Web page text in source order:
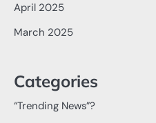
April 2025
March 2025
Categories
“Trending News”?